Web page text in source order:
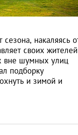
накаляясь
своих жителей
вне шумных улиц
подборку
и зимой и